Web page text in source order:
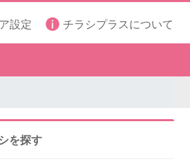
設定 チラシプラスについて
を探す